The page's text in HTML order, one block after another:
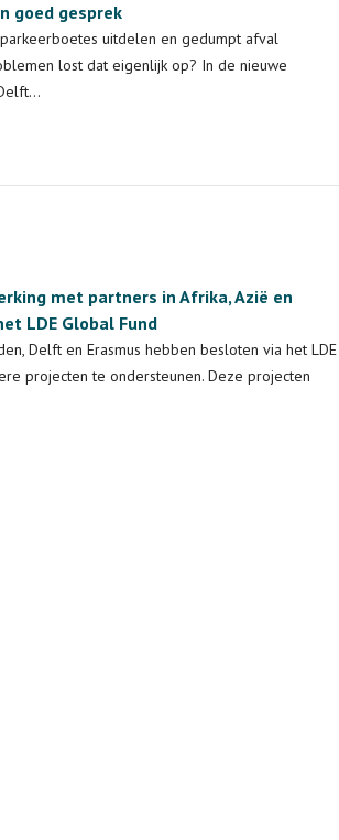
goed gesprek
parkeerboetes uitdelen en gedumpt afval
lost dat eigenlijk op? In de nieuwe
met partners in Afrika, Azië en
LDE Global Fund
Delft en Erasmus hebben besloten via het LDE
projecten te ondersteunen. Deze projecten